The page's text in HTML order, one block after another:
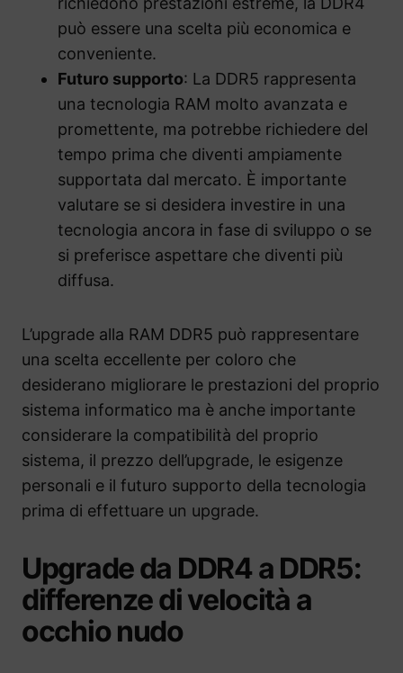
può essere una scelta più economica e
conveniente.
Futuro supporto: La DDR5 rappresenta
una tecnologia RAM molto avanzata e
promettente, ma potrebbe richiedere del
tempo prima che diventi ampiamente
supportata dal mercato. È importante
valutare se si desidera investire in una
tecnologia ancora in fase di sviluppo o se
si preferisce aspettare che diventi più
diffusa.
L’upgrade alla RAM DDR5 può rappresentare
una scelta eccellente per coloro che
desiderano migliorare le prestazioni del proprio
sistema informatico ma è anche importante
considerare la compatibilità del proprio
sistema, il prezzo dell’upgrade, le esigenze
personali e il futuro supporto della tecnologia
prima di effettuare un upgrade.
Upgrade da DDR4 a DDR5:
differenze di velocità a
occhio nudo